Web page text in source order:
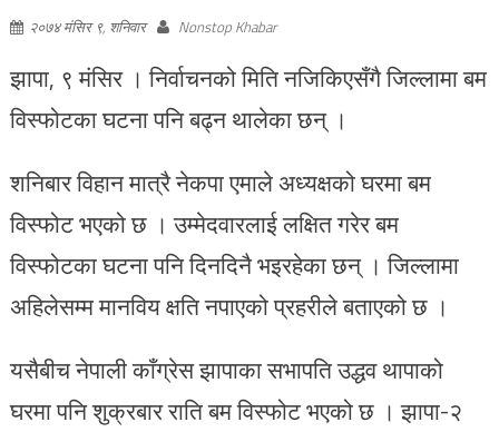
२०७४ मंसिर ९, शनिवार Nonstop Khabar
झापा, ९ मंसिर । निर्वाचनको मिति नजिकिएसँगै जिल्लामा बम
विस्फोटका घटना पनि बढ्‍न थालेका छन् ।
शनिबार विहान मात्रै नेकपा एमाले अध्यक्षको घरमा बम
विस्फोट भएको छ । उम्मेदवारलाई लक्षित गरेर बम
विस्फोटका घटना पनि दिनदिनै भइरहेका छन् । जिल्लामा
अहिलेसम्म मानविय क्षति नपाएको प्रहरीले बताएको छ ।
यसैबीच नेपाली काँग्रेस झापाका सभापति उद्धव थापाको
घरमा पनि शुक्रबार राति बम विस्फोट भएको छ । झापा-२